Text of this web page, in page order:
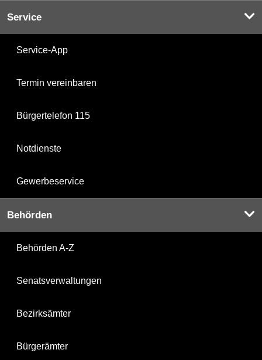
Service
Service-App
Termin vereinbaren
Bürgertelefon 115
Notdienste
Gewerbeservice
Behörden
Behörden A-Z
Senatsverwaltungen
Bezirksämter
Bürgerämter